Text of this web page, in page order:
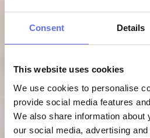
Consent Details
This website uses cookies
We use cookies to personalise
provide social media features
We also share information about
our social media, advertising
27 jul 2024